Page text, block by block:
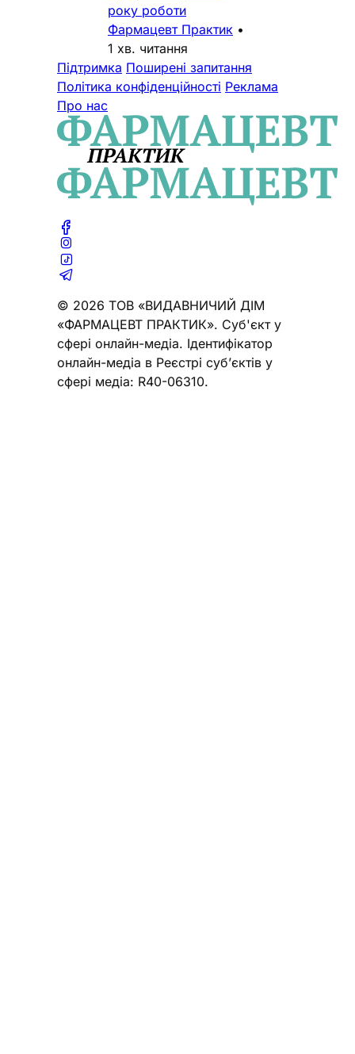
року роботи
Фармацевт Практик •
1 хв. читання
Підтримка Поширені запитання
Політика конфіденційності Реклама
Про нас
© 2026 ТОВ «ВИДАВНИЧИЙ ДІМ
«ФАРМАЦЕВТ ПРАКТИК». Cуб'єкт у
сфері онлайн-медіа. Ідентифікатор
онлайн-медіа в Реєстрі суб’єктів у
сфері медіа: R40-06310.